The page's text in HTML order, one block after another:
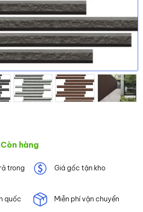
Còn hàng
trong
Giá gốc tận kho
quốc Miễn phí vận chuyển